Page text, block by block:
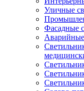
Уличные
Фасадные
Аварийные